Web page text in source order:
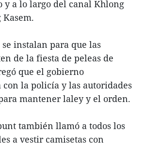
y a lo largo del canal Khlong
se instalan para que las
de la fiesta de peleas de
que el gobierno
la policía y las autoridades
mantener laley y el orden.
también llamó a todos los
a vestir camisetas con